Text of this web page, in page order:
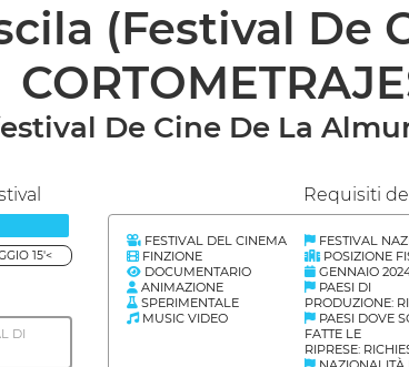
(Festival De
De Cine De La
15'<
DI
Requisiti
FESTIVAL DEL CINEMA
FINZIONE
DOCUMENTARIO
ANIMAZIONE
SPERIMENTALE
MUSIC VIDEO
FESTIVAL
POSIZIONE
GENNAIO
PAESI DI
PRODUZIONE:
PAESI DOVE
FATTE LE
RIPRESE: